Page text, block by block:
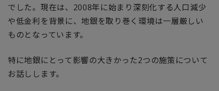
でした。現在は、2008年に始まり深刻化する人口減少
や低金利を背景に、地銀を取り巻く環境は一層厳しい
ものとなっています。
特に地銀にとって影響の大きかった2つの施策について
お話しします。